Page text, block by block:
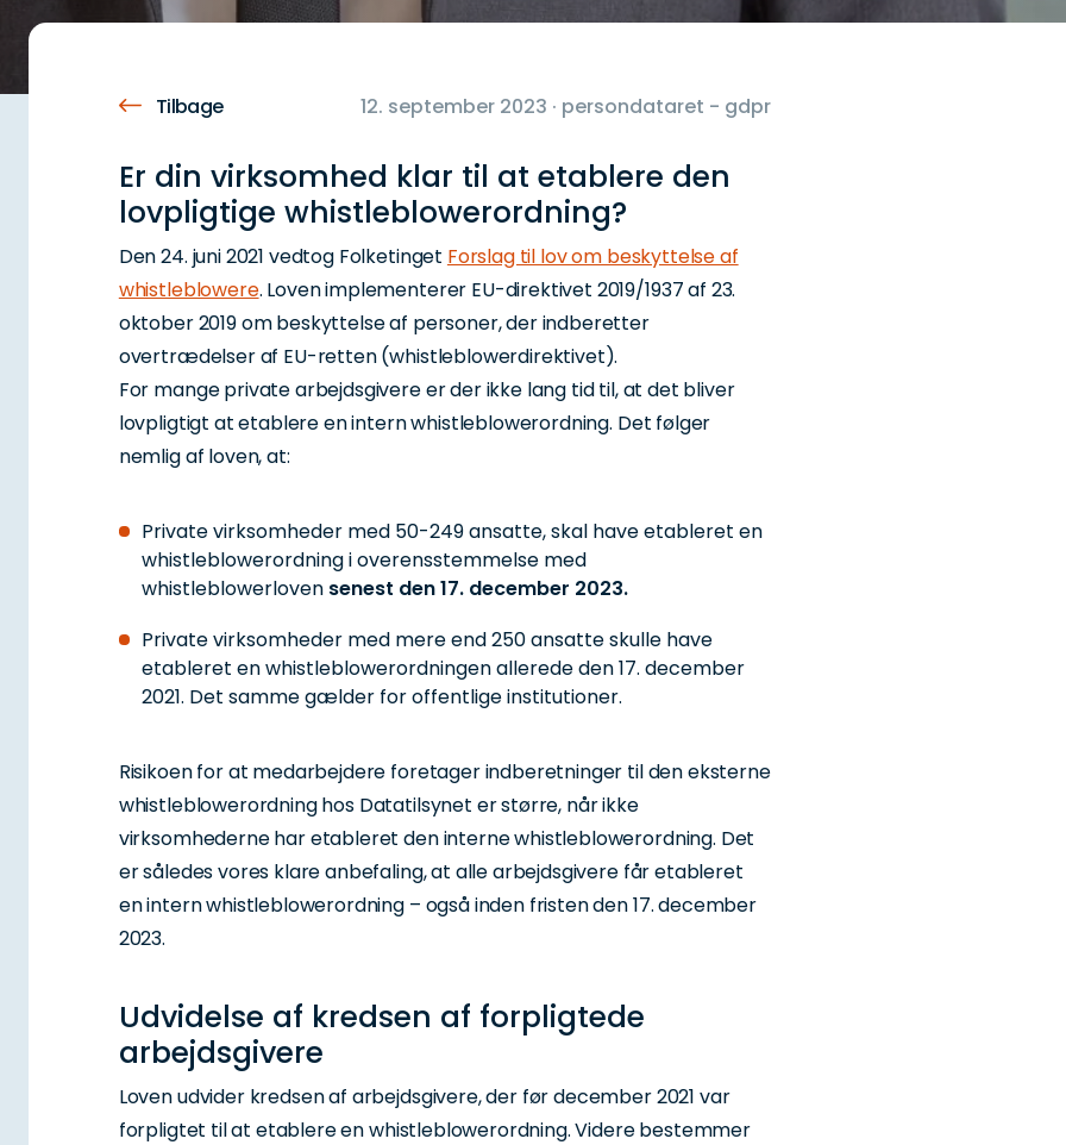
Tilbage 12. september 2023 · persondataret - gdpr
Er din virksomhed klar til at etablere den
lovpligtige whistleblowerordning?
Den 24. juni 2021 vedtog Folketinget Forslag til lov om beskyttelse af
whistleblowere. Loven implementerer EU-direktivet 2019/1937 af 23.
oktober 2019 om beskyttelse af personer, der indberetter
overtrædelser af EU-retten (whistleblowerdirektivet).
For mange private arbejdsgivere er der ikke lang tid til, at det bliver
lovpligtigt at etablere en intern whistleblowerordning. Det følger
nemlig af loven, at:
Private virksomheder med 50-249 ansatte, skal have etableret en
whistleblowerordning i overensstemmelse med
whistleblowerloven senest den 17. december 2023.
Private virksomheder med mere end 250 ansatte skulle have
etableret en whistleblowerordningen allerede den 17. december
2021. Det samme gælder for offentlige institutioner.
Risikoen for at medarbejdere foretager indberetninger til den eksterne
whistleblowerordning hos Datatilsynet er større, når ikke
virksomhederne har etableret den interne whistleblowerordning. Det
er således vores klare anbefaling, at alle arbejdsgivere får etableret
en intern whistleblowerordning – også inden fristen den 17. december
2023.
Udvidelse af kredsen af forpligtede
arbejdsgivere
Loven udvider kredsen af arbejdsgivere, der før december 2021 var
forpligtet til at etablere en whistleblowerordning. Videre bestemmer